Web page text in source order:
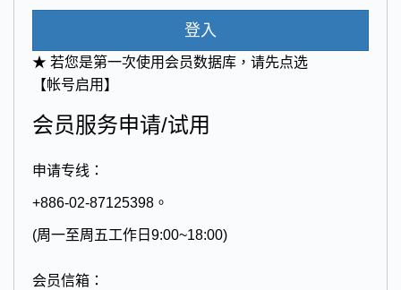
登入
★ 若您是第一次使用会员数据库，请先点选
【帐号启用】
会员服务申请/试用
申请专线：
+886-02-87125398。
(周一至周五工作日9:00~18:00)
会员信箱：